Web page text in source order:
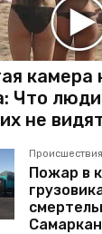
камера
Что
не
Происшествия
Пожар в